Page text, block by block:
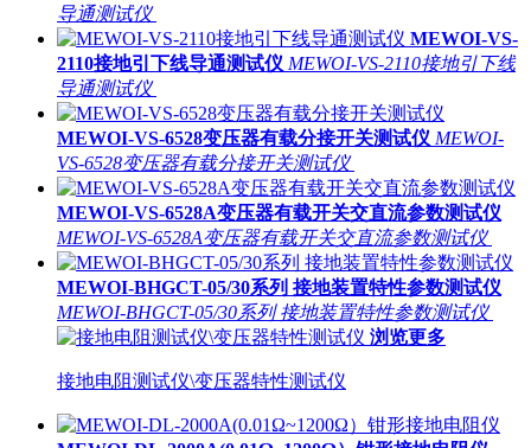
导通测试仪
MEWOI-VS-
2110接地引下线导通测试仪 MEWOI-VS-2110接地引下线
导通测试仪
MEWOI-VS-6528变压器有载分接开关测试仪 MEWOI-
VS-6528变压器有载分接开关测试仪
MEWOI-VS-6528A变压器有载开关交直流参数测试仪
MEWOI-VS-6528A变压器有载开关交直流参数测试仪
MEWOI-BHGCT-05/30系列 接地装置特性参数测试仪
MEWOI-BHGCT-05/30系列 接地装置特性参数测试仪
浏览更多
接地电阻测试仪\变压器特性测试仪